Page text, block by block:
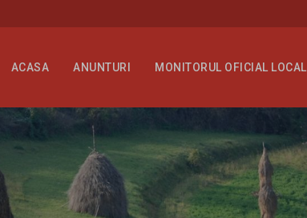
ACASA ANUNTURI MONITORUL OFICIAL LOCAL